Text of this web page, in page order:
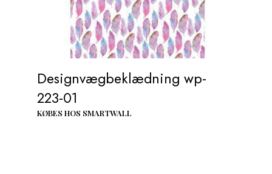
Designvægbeklædning wp-
223-01
KØBES HOS SMARTWALL